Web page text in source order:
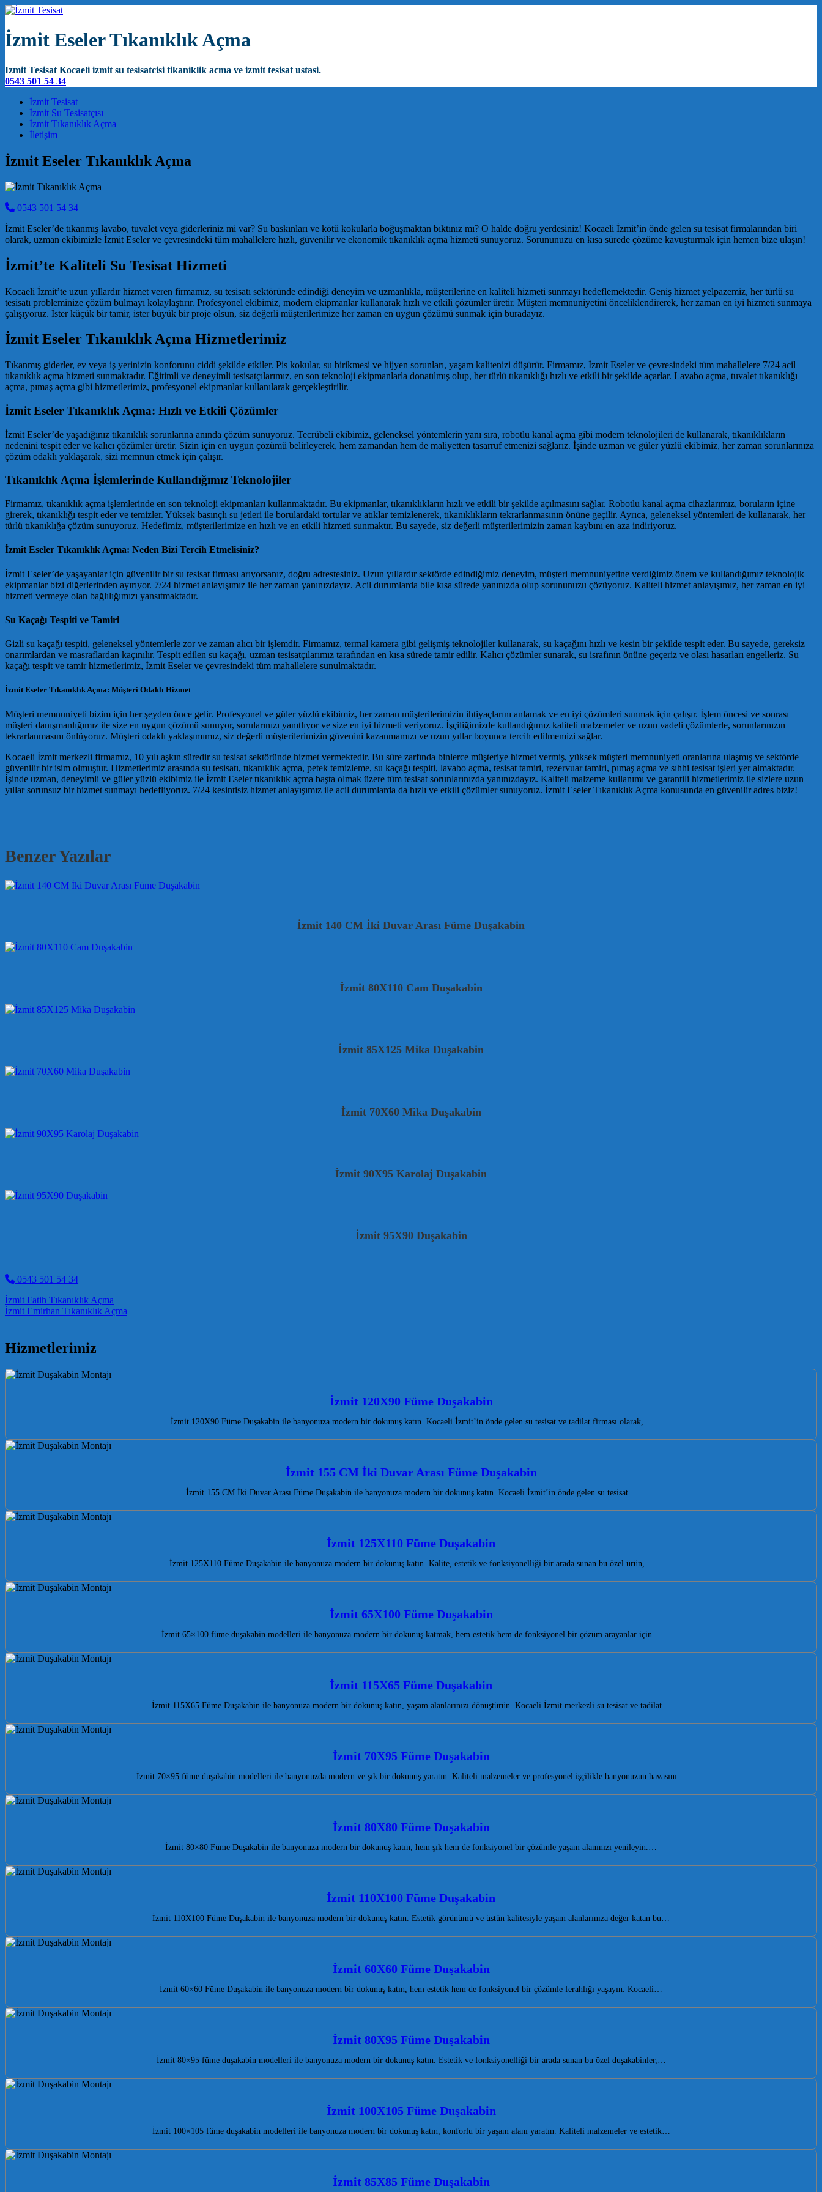
İzmit Eseler Tıkanıklık Açma
Izmit Tesisat Kocaeli izmit su tesisatcisi tikaniklik acma ve izmit tesisat ustasi.
0543 501 54 34
Main Navigation
İzmit Tesisat
İzmit Su Tesisatçısı
İzmit Tıkanıklık Açma
İletişim
İzmit Eseler Tıkanıklık Açma
0543 501 54 34
İzmit Eseler’de tıkanmış lavabo, tuvalet veya giderleriniz mi var? Su baskınları ve kötü kokularla boğuşmaktan bıktınız mı? O halde doğru yerdesiniz! Kocaeli İzmit’in önde gelen su tesisat firmalarından biri
olarak, uzman ekibimizle İzmit Eseler ve çevresindeki tüm mahallelere hızlı, güvenilir ve ekonomik tıkanıklık açma hizmeti sunuyoruz. Sorununuzu en kısa sürede çözüme kavuşturmak için hemen bize ulaşın!
İzmit’te Kaliteli Su Tesisat Hizmeti
Kocaeli İzmit’te uzun yıllardır hizmet veren firmamız, su tesisatı sektöründe edindiği deneyim ve uzmanlıkla, müşterilerine en kaliteli hizmeti sunmayı hedeflemektedir. Geniş hizmet yelpazemiz, her türlü su
tesisatı probleminize çözüm bulmayı kolaylaştırır. Profesyonel ekibimiz, modern ekipmanlar kullanarak hızlı ve etkili çözümler üretir. Müşteri memnuniyetini önceliklendirerek, her zaman en iyi hizmeti sunmaya
çalışıyoruz. İster küçük bir tamir, ister büyük bir proje olsun, siz değerli müşterilerimize her zaman en uygun çözümü sunmak için buradayız.
İzmit Eseler Tıkanıklık Açma Hizmetlerimiz
Tıkanmış giderler, ev veya iş yerinizin konforunu ciddi şekilde etkiler. Pis kokular, su birikmesi ve hijyen sorunları, yaşam kalitenizi düşürür. Firmamız, İzmit Eseler ve çevresindeki tüm mahallelere 7/24 acil
tıkanıklık açma hizmeti sunmaktadır. Eğitimli ve deneyimli tesisatçılarımız, en son teknoloji ekipmanlarla donatılmış olup, her türlü tıkanıklığı hızlı ve etkili bir şekilde açarlar. Lavabo açma, tuvalet tıkanıklığı
açma, pımaş açma gibi hizmetlerimiz, profesyonel ekipmanlar kullanılarak gerçekleştirilir.
İzmit Eseler Tıkanıklık Açma: Hızlı ve Etkili Çözümler
İzmit Eseler’de yaşadığınız tıkanıklık sorunlarına anında çözüm sunuyoruz. Tecrübeli ekibimiz, geleneksel yöntemlerin yanı sıra, robotlu kanal açma gibi modern teknolojileri de kullanarak, tıkanıklıkların
nedenini tespit eder ve kalıcı çözümler üretir. Sizin için en uygun çözümü belirleyerek, hem zamandan hem de maliyetten tasarruf etmenizi sağlarız. İşinde uzman ve güler yüzlü ekibimiz, her zaman sorunlarınıza
çözüm odaklı yaklaşarak, sizi memnun etmek için çalışır.
Tıkanıklık Açma İşlemlerinde Kullandığımız Teknolojiler
Firmamız, tıkanıklık açma işlemlerinde en son teknoloji ekipmanları kullanmaktadır. Bu ekipmanlar, tıkanıklıkların hızlı ve etkili bir şekilde açılmasını sağlar. Robotlu kanal açma cihazlarımız, boruların içine
girerek, tıkanıklığı tespit eder ve temizler. Yüksek basınçlı su jetleri ile borulardaki tortular ve atıklar temizlenerek, tıkanıklıkların tekrarlanmasının önüne geçilir. Ayrıca, geleneksel yöntemleri de kullanarak, her
türlü tıkanıklığa çözüm sunuyoruz. Hedefimiz, müşterilerimize en hızlı ve en etkili hizmeti sunmaktır. Bu sayede, siz değerli müşterilerimizin zaman kaybını en aza indiriyoruz.
İzmit Eseler Tıkanıklık Açma: Neden Bizi Tercih Etmelisiniz?
İzmit Eseler’de yaşayanlar için güvenilir bir su tesisat firması arıyorsanız, doğru adrestesiniz. Uzun yıllardır sektörde edindiğimiz deneyim, müşteri memnuniyetine verdiğimiz önem ve kullandığımız teknolojik
ekipmanlar bizi diğerlerinden ayırıyor. 7/24 hizmet anlayışımız ile her zaman yanınızdayız. Acil durumlarda bile kısa sürede yanınızda olup sorununuzu çözüyoruz. Kaliteli hizmet anlayışımız, her zaman en iyi
hizmeti vermeye olan bağlılığımızı yansıtmaktadır.
Su Kaçağı Tespiti ve Tamiri
Gizli su kaçağı tespiti, geleneksel yöntemlerle zor ve zaman alıcı bir işlemdir. Firmamız, termal kamera gibi gelişmiş teknolojiler kullanarak, su kaçağını hızlı ve kesin bir şekilde tespit eder. Bu sayede, gereksiz
onarımlardan ve masraflardan kaçınılır. Tespit edilen su kaçağı, uzman tesisatçılarımız tarafından en kısa sürede tamir edilir. Kalıcı çözümler sunarak, su israfının önüne geçeriz ve olası hasarları engelleriz. Su
kaçağı tespit ve tamir hizmetlerimiz, İzmit Eseler ve çevresindeki tüm mahallelere sunulmaktadır.
İzmit Eseler Tıkanıklık Açma: Müşteri Odaklı Hizmet
Müşteri memnuniyeti bizim için her şeyden önce gelir. Profesyonel ve güler yüzlü ekibimiz, her zaman müşterilerimizin ihtiyaçlarını anlamak ve en iyi çözümleri sunmak için çalışır. İşlem öncesi ve sonrası
müşteri danışmanlığımız ile size en uygun çözümü sunuyor, sorularınızı yanıtlıyor ve size en iyi hizmeti veriyoruz. İşçiliğimizde kullandığımız kaliteli malzemeler ve uzun vadeli çözümlerle, sorunlarınızın
tekrarlanmasını önlüyoruz. Müşteri odaklı yaklaşımımız, siz değerli müşterilerimizin güvenini kazanmamızı ve uzun yıllar boyunca tercih edilmemizi sağlar.
Kocaeli İzmit merkezli firmamız, 10 yılı aşkın süredir su tesisat sektöründe hizmet vermektedir. Bu süre zarfında binlerce müşteriye hizmet vermiş, yüksek müşteri memnuniyeti oranlarına ulaşmış ve sektörde
güvenilir bir isim olmuştur. Hizmetlerimiz arasında su tesisatı, tıkanıklık açma, petek temizleme, su kaçağı tespiti, lavabo açma, tesisat tamiri, rezervuar tamiri, pımaş açma ve sıhhi tesisat işleri yer almaktadır.
İşinde uzman, deneyimli ve güler yüzlü ekibimiz ile İzmit Eseler tıkanıklık açma başta olmak üzere tüm tesisat sorunlarınızda yanınızdayız. Kaliteli malzeme kullanımı ve garantili hizmetlerimiz ile sizlere uzun
yıllar sorunsuz bir hizmet sunmayı hedefliyoruz. 7/24 kesintisiz hizmet anlayışımız ile acil durumlarda da hızlı ve etkili çözümler sunuyoruz. İzmit Eseler Tıkanıklık Açma konusunda en güvenilir adres biziz!
Benzer Yazılar
İzmit 140 CM İki Duvar Arası Füme Duşakabin
İzmit 80X110 Cam Duşakabin
İzmit 85X125 Mika Duşakabin
İzmit 70X60 Mika Duşakabin
İzmit 90X95 Karolaj Duşakabin
İzmit 95X90 Duşakabin
0543 501 54 34
Post navigation
İzmit Fatih Tıkanıklık Açma
İzmit Emirhan Tıkanıklık Açma
Hizmetlerimiz
İzmit 120X90 Füme Duşakabin
İzmit 120X90 Füme Duşakabin ile banyonuza modern bir dokunuş katın. Kocaeli İzmit’in önde gelen su tesisat ve tadilat firması olarak,…
İzmit 155 CM İki Duvar Arası Füme Duşakabin
İzmit 155 CM İki Duvar Arası Füme Duşakabin ile banyonuza modern bir dokunuş katın. Kocaeli İzmit’in önde gelen su tesisat…
İzmit 125X110 Füme Duşakabin
İzmit 125X110 Füme Duşakabin ile banyonuza modern bir dokunuş katın. Kalite, estetik ve fonksiyonelliği bir arada sunan bu özel ürün,…
İzmit 65X100 Füme Duşakabin
İzmit 65×100 füme duşakabin modelleri ile banyonuza modern bir dokunuş katmak, hem estetik hem de fonksiyonel bir çözüm arayanlar için…
İzmit 115X65 Füme Duşakabin
İzmit 115X65 Füme Duşakabin ile banyonuza modern bir dokunuş katın, yaşam alanlarınızı dönüştürün. Kocaeli İzmit merkezli su tesisat ve tadilat…
İzmit 70X95 Füme Duşakabin
İzmit 70×95 füme duşakabin modelleri ile banyonuzda modern ve şık bir dokunuş yaratın. Kaliteli malzemeler ve profesyonel işçilikle banyonuzun havasını…
İzmit 80X80 Füme Duşakabin
İzmit 80×80 Füme Duşakabin ile banyonuza modern bir dokunuş katın, hem şık hem de fonksiyonel bir çözümle yaşam alanınızı yenileyin.…
İzmit 110X100 Füme Duşakabin
İzmit 110X100 Füme Duşakabin ile banyonuza modern bir dokunuş katın. Estetik görünümü ve üstün kalitesiyle yaşam alanlarınıza değer katan bu…
İzmit 60X60 Füme Duşakabin
İzmit 60×60 Füme Duşakabin ile banyonuza modern bir dokunuş katın, hem estetik hem de fonksiyonel bir çözümle ferahlığı yaşayın. Kocaeli…
İzmit 80X95 Füme Duşakabin
İzmit 80×95 füme duşakabin modelleri ile banyonuza modern bir dokunuş katın. Estetik ve fonksiyonelliği bir arada sunan bu özel duşakabinler,…
İzmit 100X105 Füme Duşakabin
İzmit 100×105 füme duşakabin modelleri ile banyonuza modern bir dokunuş katın, konforlu bir yaşam alanı yaratın. Kaliteli malzemeler ve estetik…
İzmit 85X85 Füme Duşakabin